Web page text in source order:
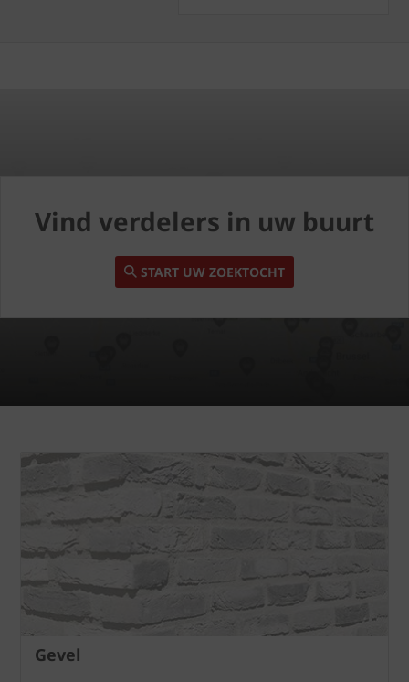
Vind verdelers in uw buurt
START UW ZOEKTOCHT
Gevel